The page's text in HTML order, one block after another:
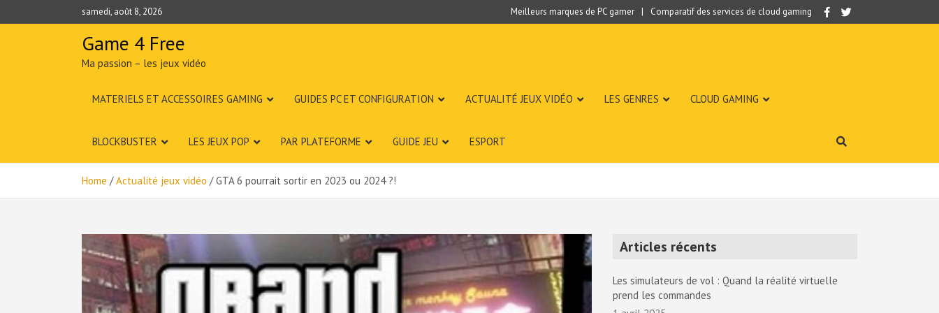
to
samedi, août 8, 2026 Meilleurs marques de PC gamer Comparatif des services de cloud gaming
Game 4 Free
Ma passion – les jeux vidéo
MATERIELS ET ACCESSOIRES GAMING GUIDES PC ET CONFIGURATION ACTUALITÉ JEUX VIDÉO LES GENRES CLOUD GAMING
BLOCKBUSTER LES JEUX POP PAR PLATEFORME GUIDE JEU ESPORT
Home Actualité jeux vidéo GTA 6 pourrait sortir en 2023 ou 2024 ?!
Articles récents
Les simulateurs de vol : Quand la réalité virtuelle
prend les commandes